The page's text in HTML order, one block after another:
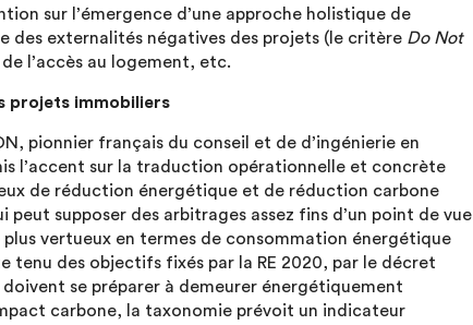
sur l’émergence d’une approche holistique de
des externalités négatives des projets (le critère Do Not
l’accès au logement, etc.
projets immobiliers
pionnier français du conseil et de d’ingénierie en
l’accent sur la traduction opérationnelle et concrète
de réduction énergétique et de réduction carbone
supposer des arbitrages assez fins d’un point de vue
vertueux en termes de consommation énergétique
tenu des objectifs fixés par la RE 2020, par le décret
se préparer à demeurer énergétiquement
carbone, la taxonomie prévoit un indicateur